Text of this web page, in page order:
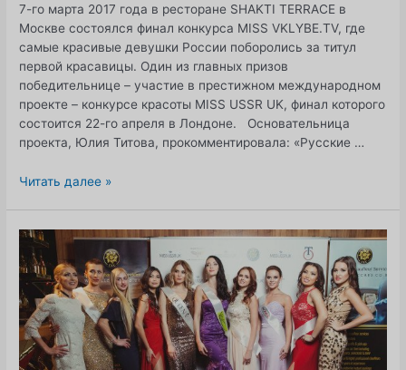
7-го марта 2017 года в ресторане SHAKTI TERRACE в
Москве состоялся финал конкурса MISS VKLYBE.TV, где
самые красивые девушки России поборолись за титул
первой красавицы. Один из главных призов
победительнице – участие в престижном международном
проекте – конкурсе красоты MISS USSR UK, финал которого
состоится 22-го апреля в Лондоне. Основательница
проекта, Юлия Титова, прокомментировала: «Русские …
Финал
ВКЛЮБЕ.ТВ
2017
Читать далее »